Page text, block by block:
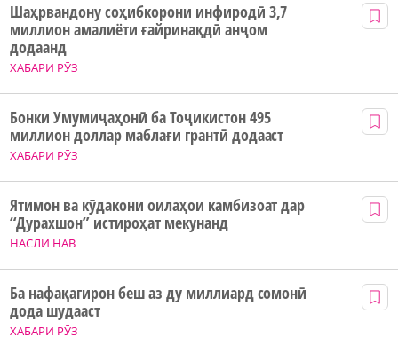
ХАБАРИ РӮЗ
Шаҳрвандону соҳибкорони инфиродӣ 3,7
миллион амалиёти ғайринақдӣ анҷом
додаанд
ХАБАРИ РӮЗ
Бонки Умумиҷаҳонӣ ба Тоҷикистон 495
миллион доллар маблағи грантӣ додааст
НАСЛИ НАВ
Ятимон ва кӯдакони оилаҳои камбизоат дар
“Дурахшон” истироҳат мекунанд
ХАБАРИ РӮЗ
Ба нафақагирон беш аз ду миллиард сомонӣ
дода шудааст